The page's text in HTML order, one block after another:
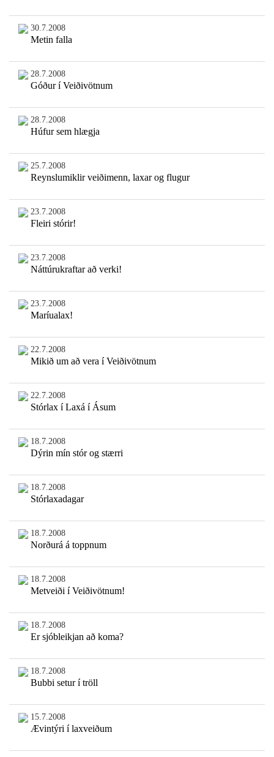
30.7.2008
Metin falla
28.7.2008
Góður í Veiðivötnum
28.7.2008
Húfur sem hlægja
25.7.2008
Reynslumiklir veiðimenn, laxar og flugur
23.7.2008
Fleiri stórir!
23.7.2008
Náttúrukraftar að verki!
23.7.2008
Maríualax!
22.7.2008
Mikið um að vera í Veiðivötnum
22.7.2008
Stórlax í Laxá í Ásum
18.7.2008
Dýrin mín stór og stærri
18.7.2008
Stórlaxadagar
18.7.2008
Norðurá á toppnum
18.7.2008
Metveiði í Veiðivötnum!
18.7.2008
Er sjóbleikjan að koma?
18.7.2008
Bubbi setur í tröll
15.7.2008
Ævintýri í laxveiðum